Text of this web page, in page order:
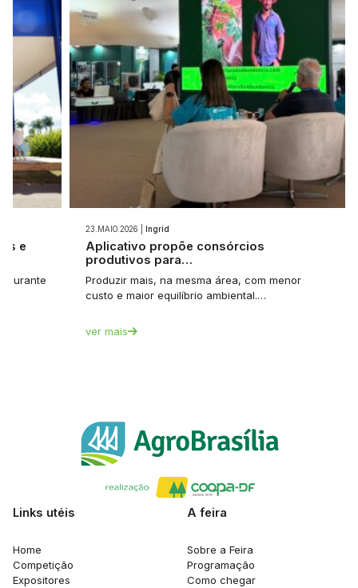
e
durante
23.MAIO.2026 | Ingrid
Aplicativo propõe consórcios
produtivos para…
Produzir mais, na mesma área, com menor
custo e maior equilíbrio ambiental.…
ver mais
Links utéis
Home
Competição
Expositores
A feira
Sobre a Feira
Programação
Como chegar